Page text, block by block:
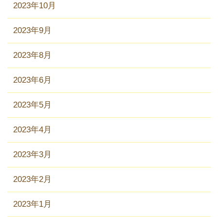
2023年10月
2023年9月
2023年8月
2023年6月
2023年5月
2023年4月
2023年3月
2023年2月
2023年1月